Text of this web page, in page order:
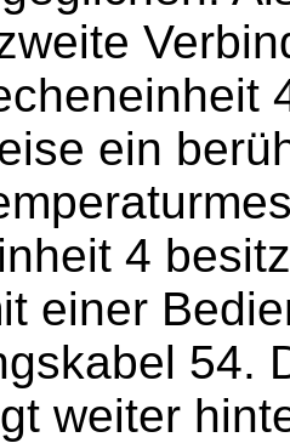
ein
4
einer
54.
weiter